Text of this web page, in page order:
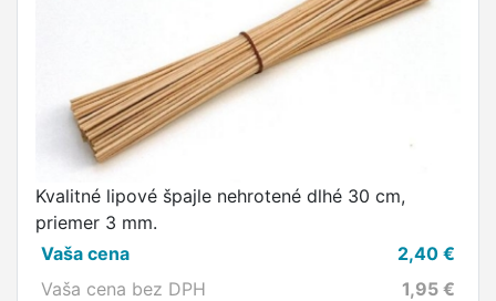
Kvalitné lipové špajle nehrotené dlhé 30 cm,
priemer 3 mm.
Vaša cena
2,40 €
Vaša cena bez DPH
1,95 €